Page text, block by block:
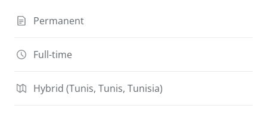
Permanent
Full-time
Hybrid (Tunis, Tunis, Tunisia)